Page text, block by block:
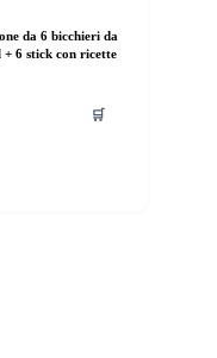
da 6 bicchieri da
+ 6 stick con ricette
🛒